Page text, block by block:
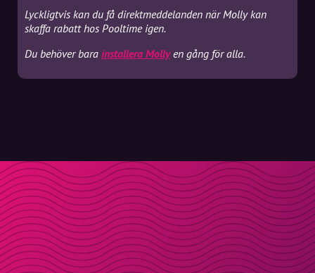
Lyckligtvis kan du få direktmeddelanden när Molly kan
skaffa rabatt hos Pooltime igen.
Du behöver bara installera Mollyen gång för alla.